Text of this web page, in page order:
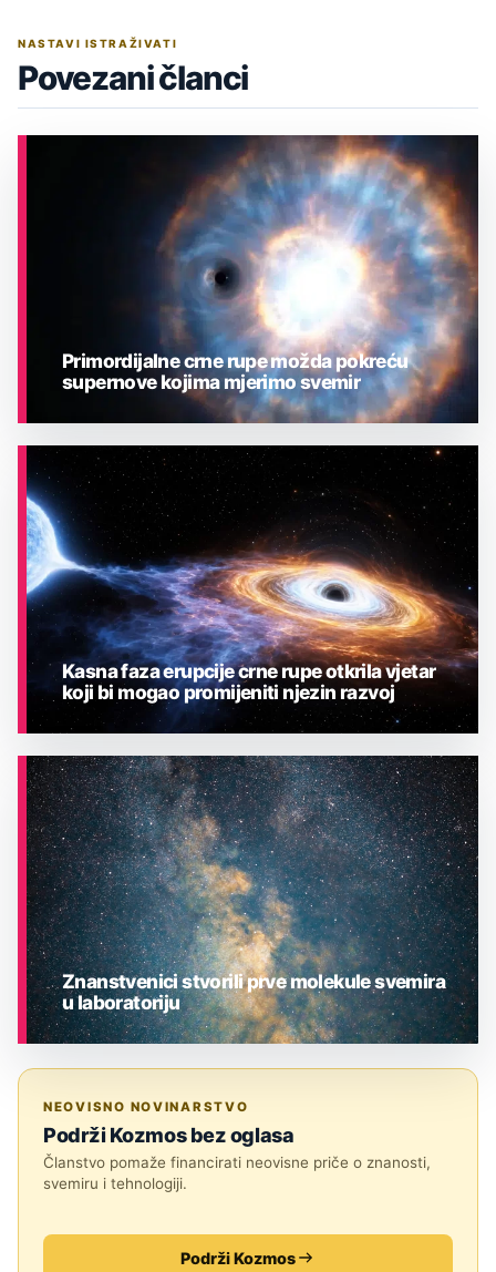
NASTAVI ISTRAŽIVATI
Povezani članci
ASTRONOMIJA
Primordijalne crne rupe možda pokreću
supernove kojima mjerimo svemir
ASTRONOMIJA
Kasna faza erupcije crne rupe otkrila vjetar
koji bi mogao promijeniti njezin razvoj
Znanstvenici stvorili prve molekule svemira
u laboratoriju
NEOVISNO NOVINARSTVO
Podrži Kozmos bez oglasa
Članstvo pomaže financirati neovisne priče o znanosti,
svemiru i tehnologiji.
Podrži Kozmos